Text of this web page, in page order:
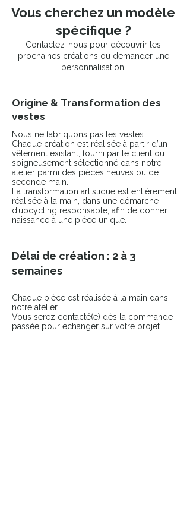
Vous cherchez un modèle
spécifique ?
Contactez-nous pour découvrir les
prochaines créations ou demander une
personnalisation.
Origine & Transformation des
vestes
Nous ne fabriquons pas les vestes.
Chaque création est réalisée à partir d’un
vêtement existant, fourni par le client ou
soigneusement sélectionné dans notre
atelier parmi des pièces neuves ou de
seconde main.
La transformation artistique est entièrement
réalisée à la main, dans une démarche
d’upcycling responsable, afin de donner
naissance à une pièce unique.
Délai de création : 2 à 3
semaines
Chaque pièce est réalisée à la main dans
notre atelier.
Vous serez contacté(e) dès la commande
passée pour échanger sur votre projet.